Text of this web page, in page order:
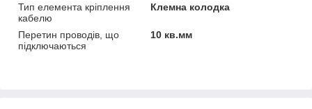
Тип елемента кріплення
кабелю
Клемна колодка
Перетин проводів, що
підключаються
10 кв.мм